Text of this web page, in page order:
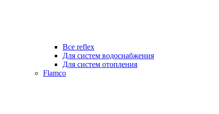
Все reflex
Для систем водоснабжения
Для систем отопления
Flamco